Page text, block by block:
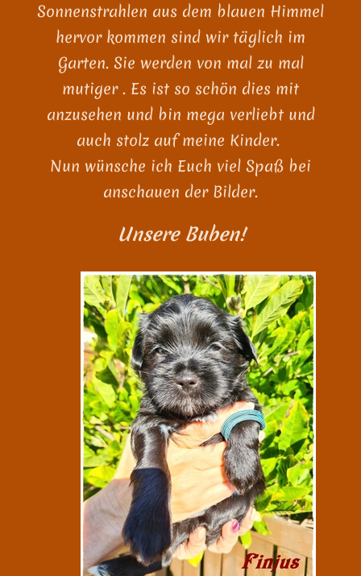
Sonnenstrahlen aus dem blauen Himmel
hervor kommen sind wir täglich im
Garten. Sie werden von mal zu mal
mutiger . Es ist so schön dies mit
anzusehen und bin mega verliebt und
auch stolz auf meine Kinder.
Nun wünsche ich Euch viel Spaß bei
anschauen der Bilder.
Unsere Buben!